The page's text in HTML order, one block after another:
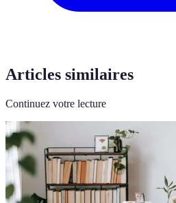
Articles similaires
Continuez votre lecture